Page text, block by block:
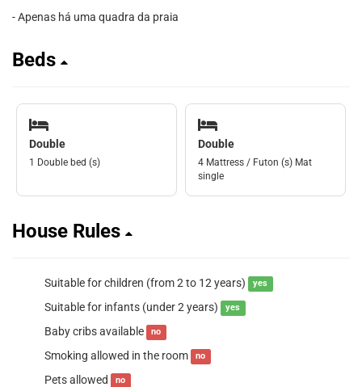
- Apenas há uma quadra da praia
Beds
Double
1 Double bed (s)
Double
4 Mattress / Futon (s) Mat
single
House Rules
Suitable for children (from 2 to 12 years) yes
Suitable for infants (under 2 years) yes
Baby cribs available no
Smoking allowed in the room no
Pets allowed no